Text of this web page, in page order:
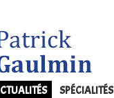
SPÉCIALITÉS